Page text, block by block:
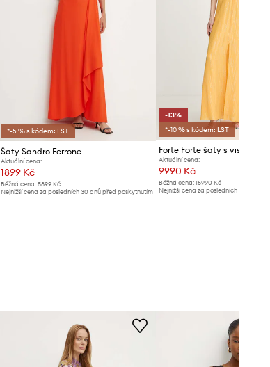
Tabulka velikosti
*-5 % s kódem: LST
Šaty Sandro Ferrone
Aktuální cena:
1899 Kč
Běžná cena:5899 Kč
Nejnižší cena za posledních 30 dnů před poskytnutím
-13%
*-10 % s kódem: LST
Forte Forte šaty s viskózou
Aktuální cena:
9990 Kč
Běžná cena: 15990 Kč
Nejnižší cena za posledních 30 dnů